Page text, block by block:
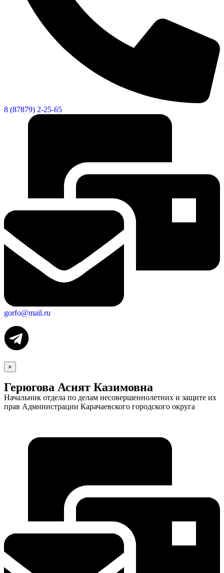
Экономика
8 (87879) 2-25-65
gorfo@mail.ru
×
Герюгова Асият Казимовна
Начальник отдела по делам несовершеннолетних и защите их
прав Администрации Карачаевского городского округа